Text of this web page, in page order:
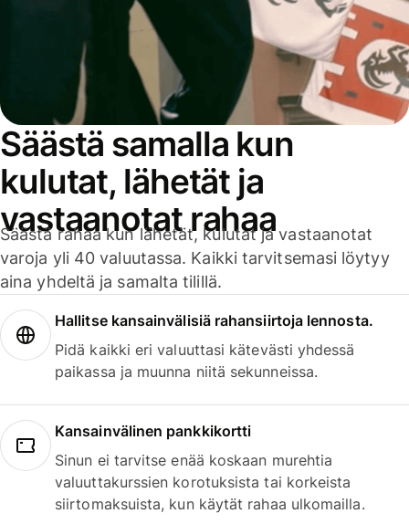
Säästä samalla kun
kulutat, lähetät ja
vastaanotat rahaa
Säästä rahaa kun lähetät, kulutat ja vastaanotat
varoja yli 40 valuutassa. Kaikki tarvitsemasi löytyy
aina yhdeltä ja samalta tilillä.
Hallitse kansainvälisiä rahansiirtoja lennosta.
Pidä kaikki eri valuuttasi kätevästi yhdessä
paikassa ja muunna niitä sekunneissa.
Kansainvälinen pankkikortti
Sinun ei tarvitse enää koskaan murehtia
valuuttakurssien korotuksista tai korkeista
siirtomaksuista, kun käytät rahaa ulkomailla.